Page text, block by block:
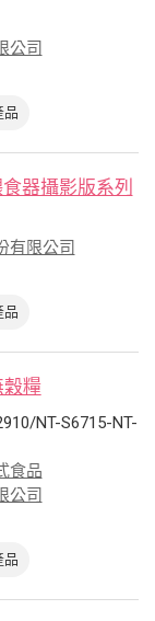
公司
品
器攝影版系列
有限公司
品
糧
NT-S6715-NT-
食品
公司
品